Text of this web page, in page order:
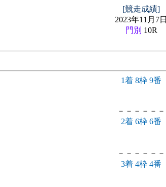
[競走成績]
2023年11月7日
門別 10R
1着 8枠 9番
－－－－－－
2着 6枠 6番
－－－－－－
3着 4枠 4番